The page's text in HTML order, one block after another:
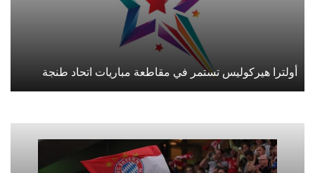
أولترا هيركوليس تستمر في مقاطعة مباريات اتحاد طنجة